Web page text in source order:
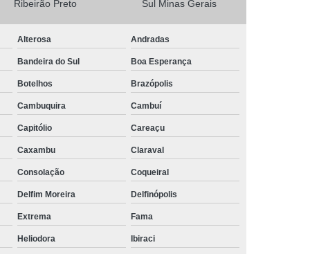
Camisa Social Manga Longa
Camisa Social Manga Longa Preta
Camisa Social Masculina Preta Manga Longa
Camisa a Rigor Social Masculina
Social Branca Masculina
Camisa Social Jeans Masculina
Social Masculina a Rigor
Ribeirão Preto Sul Minas Gerais
Alterosa Andradas
Bandeira do Sul Boa Esperança
Botelhos Brazópolis
Cambuquira Cambuí
Capitólio Careaçu
Caxambu Claraval
Consolação Coqueiral
Delfim Moreira Delfinópolis
Extrema Fama
Heliodora Ibiraci